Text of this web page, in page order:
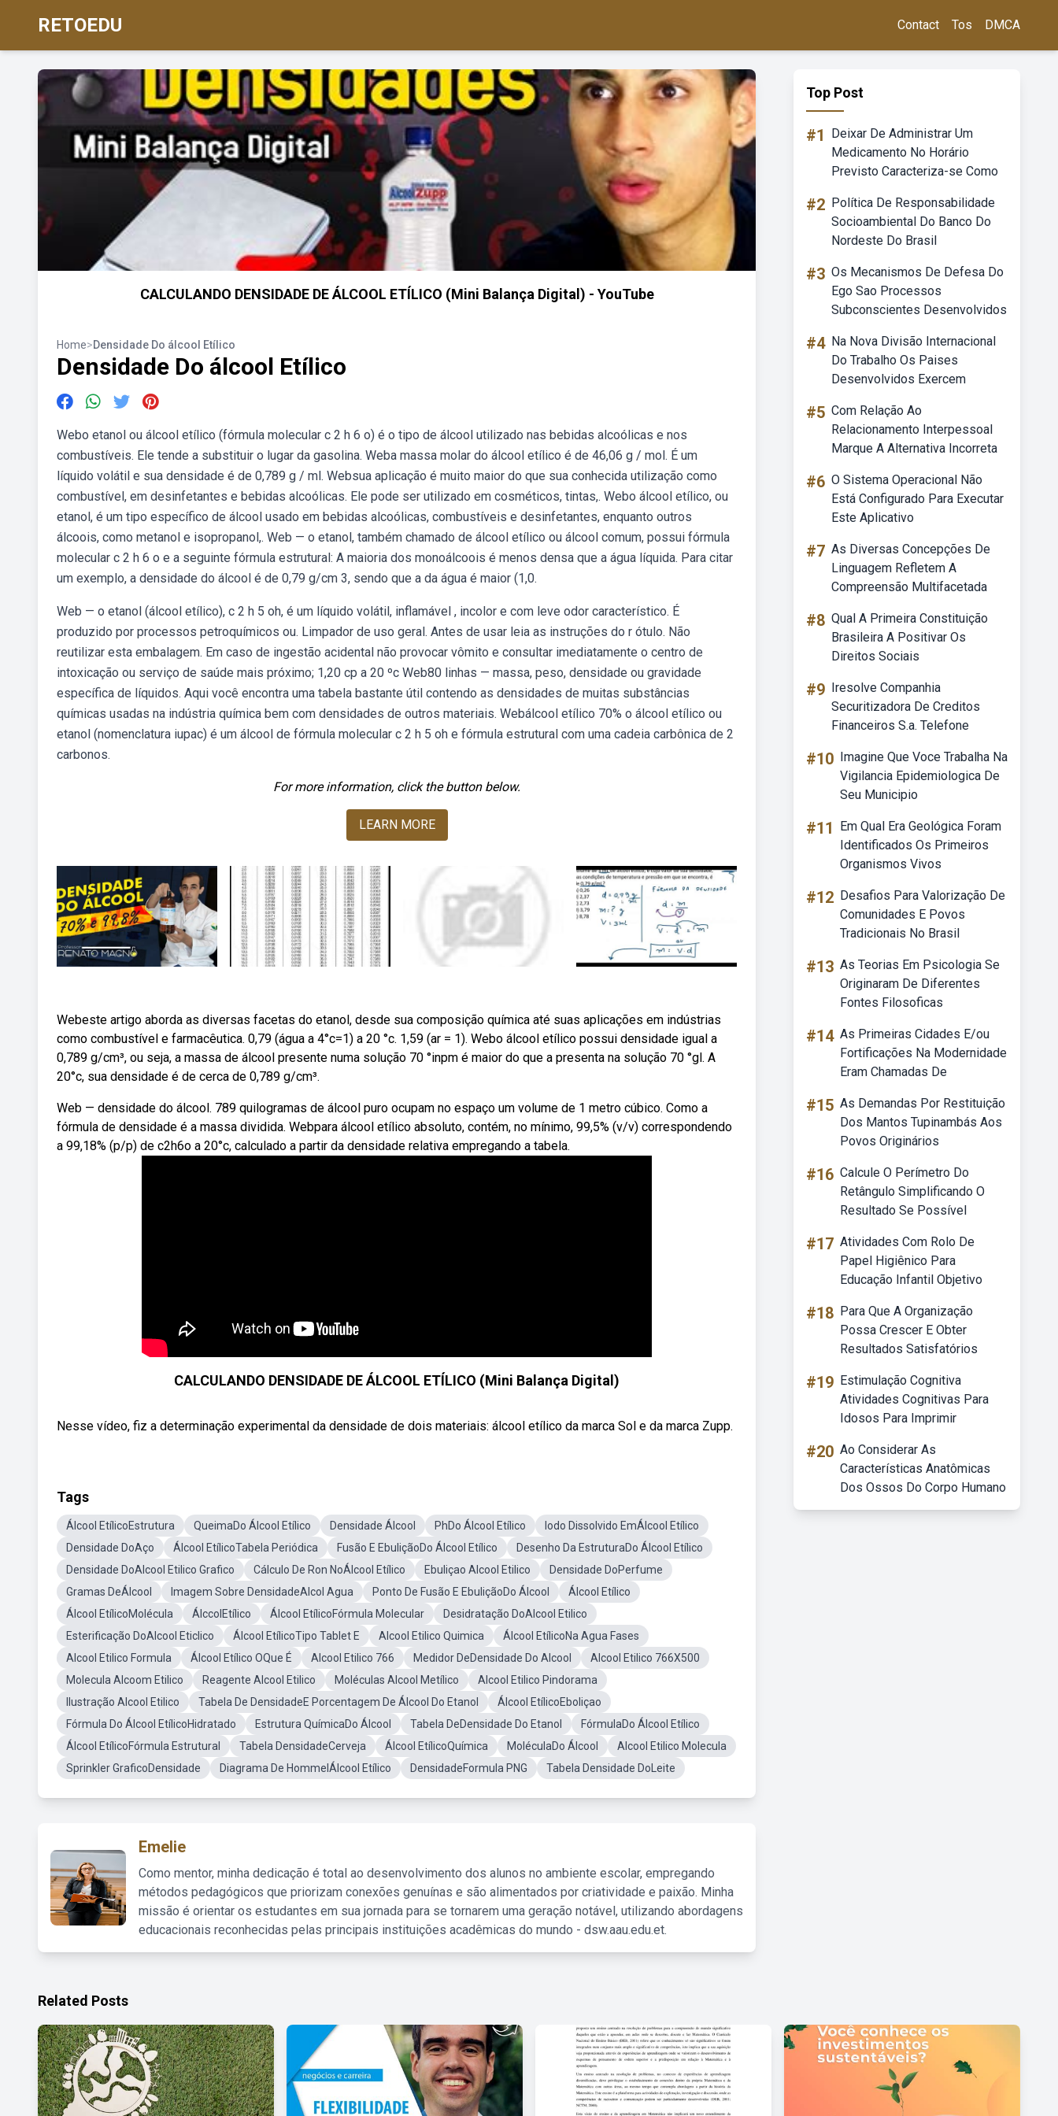
RETOEDU Contact Tos DMCA
CALCULANDO DENSIDADE DE ÁLCOOL ETÍLICO (Mini Balança Digital) - YouTube
Home>Densidade Do álcool Etílico
Densidade Do álcool Etílico
Webo etanol ou álcool etílico (fórmula molecular c 2 h 6 o) é o tipo de álcool utilizado nas bebidas alcoólicas e nos
combustíveis. Ele tende a substituir o lugar da gasolina. Weba massa molar do álcool etílico é de 46,06 g / mol. É um
líquido volátil e sua densidade é de 0,789 g / ml. Websua aplicação é muito maior do que sua conhecida utilização como
combustível, em desinfetantes e bebidas alcoólicas. Ele pode ser utilizado em cosméticos, tintas,. Webo álcool etílico, ou
etanol, é um tipo específico de álcool usado em bebidas alcoólicas, combustíveis e desinfetantes, enquanto outros
álcoois, como metanol e isopropanol,. Web — o etanol, também chamado de álcool etílico ou álcool comum, possui fórmula
molecular c 2 h 6 o e a seguinte fórmula estrutural: A maioria dos monoálcoois é menos densa que a água líquida. Para citar
um exemplo, a densidade do álcool é de 0,79 g/cm 3, sendo que a da água é maior (1,0.
Web — o etanol (álcool etílico), c 2 h 5 oh, é um líquido volátil, inflamável , incolor e com leve odor característico. É
produzido por processos petroquímicos ou. Limpador de uso geral. Antes de usar leia as instruções do r ótulo. Não
reutilizar esta embalagem. Em caso de ingestão acidental não provocar vômito e consultar imediatamente o centro de
intoxicação ou serviço de saúde mais próximo; 1,20 cp a 20 ºc Web80 linhas — massa, peso, densidade ou gravidade
específica de líquidos. Aqui você encontra uma tabela bastante útil contendo as densidades de muitas substâncias
químicas usadas na indústria química bem com densidades de outros materiais. Webálcool etílico 70% o álcool etílico ou
etanol (nomenclatura iupac) é um álcool de fórmula molecular c 2 h 5 oh e fórmula estrutural com uma cadeia carbônica de 2
carbonos.
For more information, click the button below.
LEARN MORE
Webeste artigo aborda as diversas facetas do etanol, desde sua composição química até suas aplicações em indústrias
como combustível e farmacêutica. 0,79 (água a 4°c=1) a 20 °c. 1,59 (ar = 1). Webo álcool etílico possui densidade igual a
0,789 g/cm³, ou seja, a massa de álcool presente numa solução 70 °inpm é maior do que a presenta na solução 70 °gl. A
20°c, sua densidade é de cerca de 0,789 g/cm³.
Web — densidade do álcool. 789 quilogramas de álcool puro ocupam no espaço um volume de 1 metro cúbico. Como a
fórmula de densidade é a massa dividida. Webpara álcool etílico absoluto, contém, no mínimo, 99,5% (v/v) correspondendo
a 99,18% (p/p) de c2h6o a 20°c, calculado a partir da densidade relativa empregando a tabela.
CALCULANDO DENSIDADE DE ÁLCOOL ETÍLICO (Mini Balança Digital)
Nesse vídeo, fiz a determinação experimental da densidade de dois materiais: álcool etílico da marca Sol e da marca Zupp.
Tags
Álcool EtílicoEstrutura QueimaDo Álcool Etílico Densidade Álcool PhDo Álcool Etílico
Iodo Dissolvido EmÁlcool Etílico
Densidade DoAço
Álcool EtílicoTabela Periódica Fusão E EbuliçãoDo Álcool Etílico
Desenho Da EstruturaDo Álcool Etílico
Densidade DoAlcool Etilico Grafico
Cálculo De Ron NoÁlcool Etílico Ebuliçao Alcool Etilico
Densidade DoPerfume
Gramas DeÁlcool
Imagem Sobre DensidadeAlcol Agua Ponto De Fusão E EbuliçãoDo Álcool
Álcool Etílico
Álcool EtílicoMolécula
ÁlccolEtílico Álcool EtílicoFórmula Molecular
Desidratação DoAlcool Etilico
Esterificação DoAlcool Eticlico
Álcool EtílicoTipo Tablet E Alcool Etilico Quimica
Álcool EtílicoNa Agua Fases
Alcool Etilico Formula
Álcool Etílico OQue É Alcool Etilico 766 Medidor DeDensidade Do Alcool
Alcool Etilico 766X500
Molecula Alcoom Etilico
Reagente Alcool Etilico Moléculas Alcool Metílico
Alcool Etilico Pindorama
Ilustração Alcool Etilico
Tabela De DensidadeE Porcentagem De Álcool Do Etanol
Álcool EtílicoEboliçao
Fórmula Do Álcool EtílicoHidratado
Estrutura QuímicaDo Álcool Tabela DeDensidade Do Etanol
FórmulaDo Álcool Etílico
Álcool EtílicoFórmula Estrutural
Tabela DensidadeCerveja Álcool EtílicoQuímica MoléculaDo Álcool
Alcool Etilico Molecula
Sprinkler GraficoDensidade
Diagrama De HommelÁlcool Etílico DensidadeFormula PNG Tabela Densidade DoLeite
Emelie
Como mentor, minha dedicação é total ao desenvolvimento dos alunos no ambiente escolar, empregando
métodos pedagógicos que priorizam conexões genuínas e são alimentados por criatividade e paixão. Minha
missão é orientar os estudantes em sua jornada para se tornarem uma geração notável, utilizando abordagens
educacionais reconhecidas pelas principais instituições acadêmicas do mundo - dsw.aau.edu.et.
Top Post
#1
Deixar De Administrar Um
Medicamento No Horário
Previsto Caracteriza-se Como
#2 Política De Responsabilidade
Socioambiental Do Banco Do
Nordeste Do Brasil
#3 Os Mecanismos De Defesa Do
Ego Sao Processos
Subconscientes Desenvolvidos
#4 Na Nova Divisão Internacional
Do Trabalho Os Paises
Desenvolvidos Exercem
#5 Com Relação Ao
Relacionamento Interpessoal
Marque A Alternativa Incorreta
#6 O Sistema Operacional Não
Está Configurado Para Executar
Este Aplicativo
#7 As Diversas Concepções De
Linguagem Refletem A
Compreensão Multifacetada
#8 Qual A Primeira Constituição
Brasileira A Positivar Os
Direitos Sociais
#9 Iresolve Companhia
Securitizadora De Creditos
Financeiros S.a. Telefone
#10 Imagine Que Voce Trabalha Na
Vigilancia Epidemiologica De
Seu Municipio
#11
Em Qual Era Geológica Foram
Identificados Os Primeiros
Organismos Vivos
#12 Desafios Para Valorização De
Comunidades E Povos
Tradicionais No Brasil
#13 As Teorias Em Psicologia Se
Originaram De Diferentes
Fontes Filosoficas
#14 As Primeiras Cidades E/ou
Fortificações Na Modernidade
Eram Chamadas De
#15 As Demandas Por Restituição
Dos Mantos Tupinambás Aos
Povos Originários
#16 Calcule O Perímetro Do
Retângulo Simplificando O
Resultado Se Possível
#17 Atividades Com Rolo De
Papel Higiênico Para
Educação Infantil Objetivo
#18 Para Que A Organização
Possa Crescer E Obter
Resultados Satisfatórios
#19 Estimulação Cognitiva
Atividades Cognitivas Para
Idosos Para Imprimir
#20 Ao Considerar As
Características Anatômicas
Dos Ossos Do Corpo Humano
Related Posts